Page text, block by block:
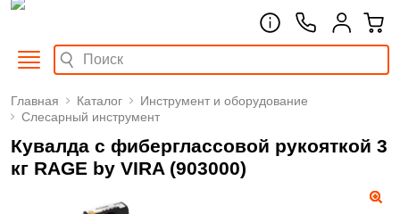
Главная Каталог
Инструмент и оборудование
Слесарный инструмент
Кувалда с фиберглассовой рукояткой 3
кг RAGE by VIRA (903000)